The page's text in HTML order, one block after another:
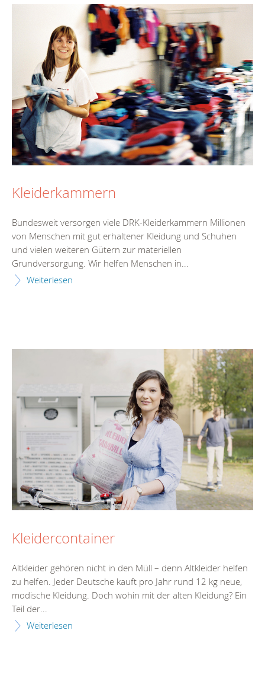
Kleiderkammern
Bundesweit versorgen viele DRK-Kleiderkammern Millionen
von Menschen mit gut erhaltener Kleidung und Schuhen
und vielen weiteren Gütern zur materiellen
Grundversorgung. Wir helfen Menschen in...
Weiterlesen
Kleidercontainer
Altkleider gehören nicht in den Müll – denn Altkleider helfen
zu helfen. Jeder Deutsche kauft pro Jahr rund 12 kg neue,
modische Kleidung. Doch wohin mit der alten Kleidung? Ein
Teil der...
Weiterlesen